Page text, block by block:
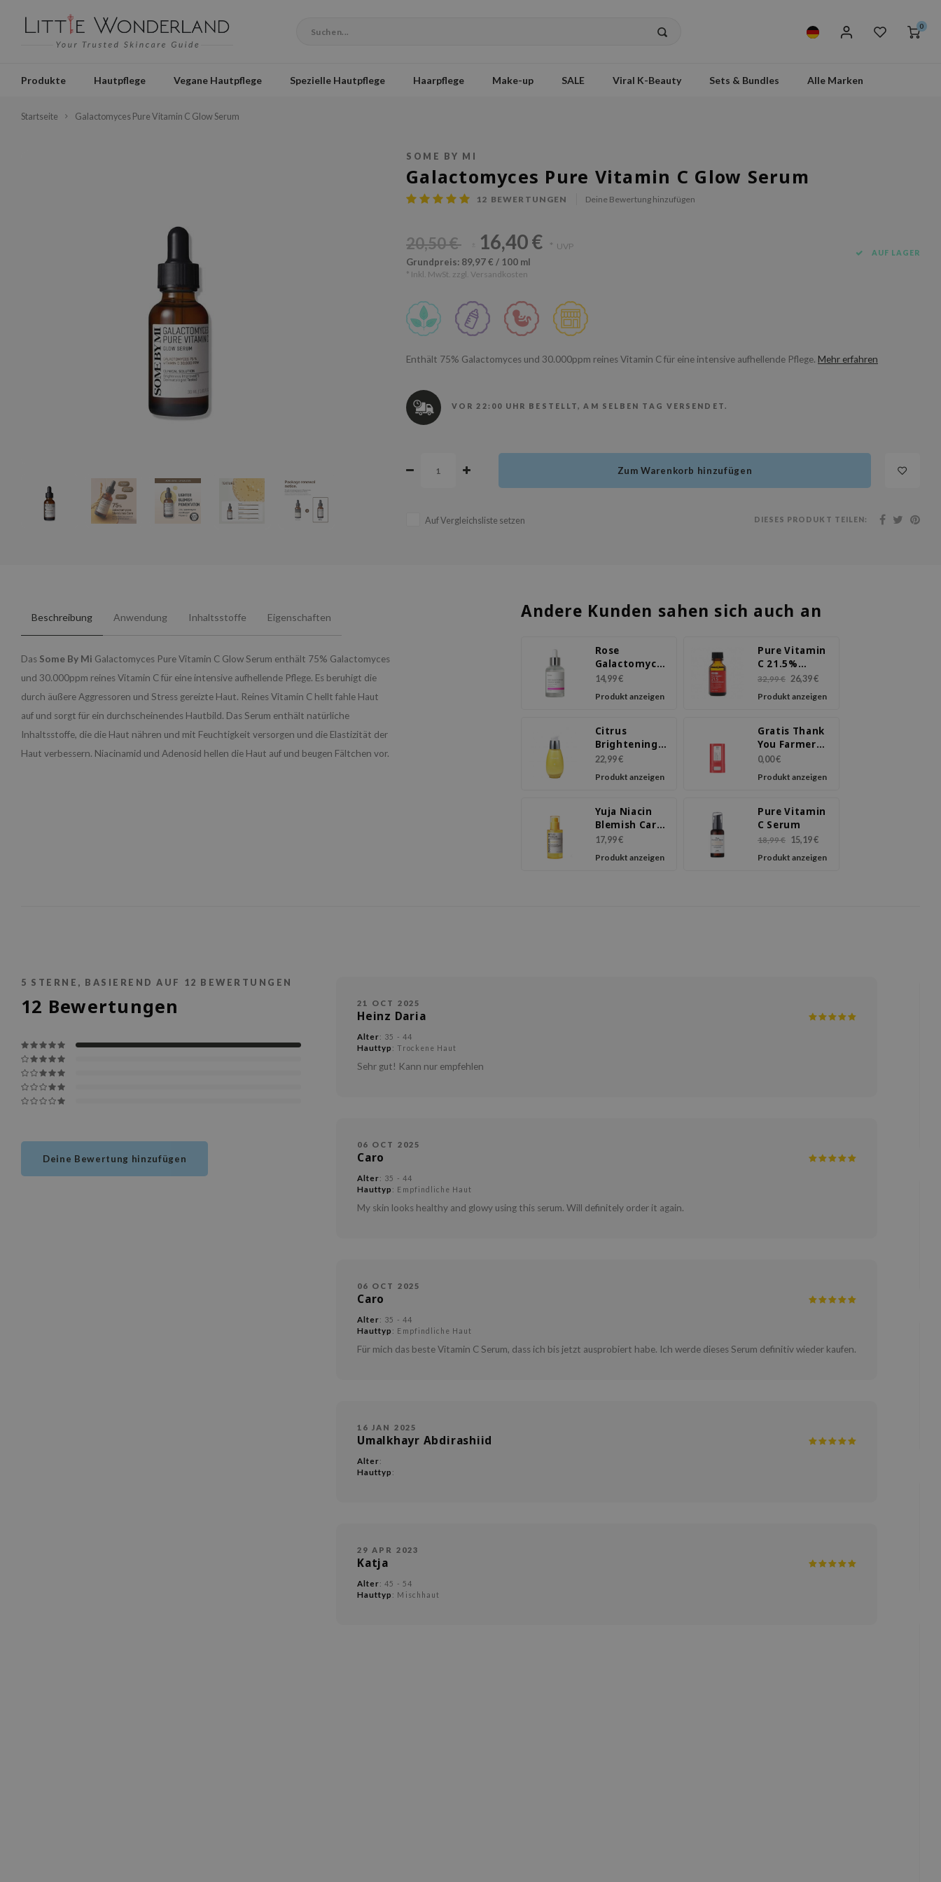
0
Produkte Hautpflege Vegane Hautpflege Spezielle Hautpflege Haarpflege Make-up SALE Viral K-Beauty Sets & Bundles Alle Marken
Startseite Galactomyces Pure Vitamin C Glow Serum
SOME BY MI
Galactomyces Pure Vitamin C Glow Serum
12 BEWERTUNGEN Deine Bewertung hinzufügen
20,50 € 16,40 € * UVP
Grundpreis: 89,97 € / 100 ml
* Inkl. MwSt. zzgl. Versandkosten
AUF LAGER
Enthält 75% Galactomyces und 30.000ppm reines Vitamin C für eine intensive aufhellende Pflege. Mehr erfahren
VOR 22:00 UHR BESTELLT, AM SELBEN TAG VERSENDET.
Zum Warenkorb hinzufügen
Auf Vergleichsliste setzen DIESES PRODUKT TEILEN:
Beschreibung Anwendung Inhaltsstoffe Eigenschaften
Das Some By Mi Galactomyces Pure Vitamin C Glow Serum enthält 75% Galactomyces
und 30.000ppm reines Vitamin C für eine intensive aufhellende Pflege. Es beruhigt die
durch äußere Aggressoren und Stress gereizte Haut. Reines Vitamin C hellt fahle Haut
auf und sorgt für ein durchscheinendes Hautbild. Das Serum enthält natürliche
Inhaltsstoffe, die die Haut nähren und mit Feuchtigkeit versorgen und die Elastizität der
Haut verbessern. Niacinamid und Adenosid hellen die Haut auf und beugen Fältchen vor.
Andere Kunden sahen sich auch an
Rose
Galactomyces
Synergy
Serum
14,99 €
Produkt anzeigen
Pure Vitamin
C 21.5%
Advanced
Serum
32,99 € 26,39 €
Produkt anzeigen
Citrus
Brightening
Serum
22,99 €
Produkt anzeigen
Gratis Thank
You Farmer
Sun stick
Geschenk
0,00 €
Produkt anzeigen
Yuja Niacin
Blemish Care
Serum
17,99 €
Produkt anzeigen
Pure Vitamin
C Serum
18,99 €
15,19 €
Produkt anzeigen
5 STERNE, BASIEREND AUF 12 BEWERTUNGEN
12 Bewertungen
Deine Bewertung hinzufügen
21 OCT 2025
Heinz Daria
Alter: 35 - 44
Hauttyp : Trockene Haut
Sehr gut! Kann nur empfehlen
06 OCT 2025
Caro
Alter: 35 - 44
Hauttyp : Empfindliche Haut
My skin looks healthy and glowy using this serum. Will definitely order it again.
06 OCT 2025
Caro
Alter: 35 - 44
Hauttyp : Empfindliche Haut
Für mich das beste Vitamin C Serum, dass ich bis jetzt ausprobiert habe. Ich werde dieses Serum definitiv wieder kaufen.
16 JAN 2025
Umalkhayr Abdirashiid
Alter:
Hauttyp :
29 APR 2023
Katja
Alter: 45 - 54
Hauttyp : Mischhaut